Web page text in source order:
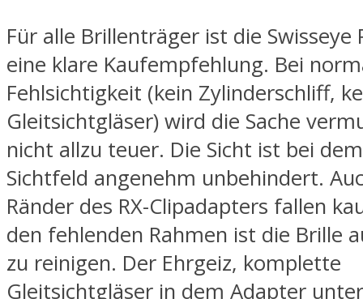
Für alle Brillenträger ist die Swisseye
eine klare Kaufempfehlung. Bei
Fehlsichtigkeit (kein Zylinderschliff,
Gleitsichtgläser) wird die Sache
nicht allzu teuer. Die Sicht ist bei
Sichtfeld angenehm unbehindert.
Ränder des RX-Clipadapters fallen
den fehlenden Rahmen ist die Brille
zu reinigen. Der Ehrgeiz, komplette
Gleitsichtgläser in dem Adapter